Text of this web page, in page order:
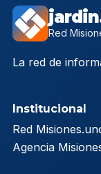
Red
La red de
Institucional
Red
Agencia